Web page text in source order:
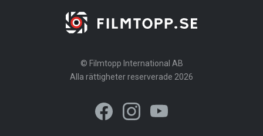
© Filmtopp International AB
Alla rättigheter reserverade 2026